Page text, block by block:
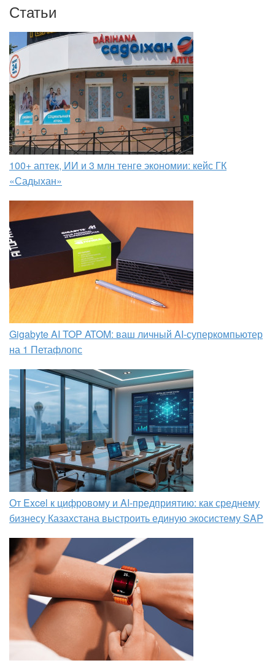
Статьи
100+ аптек, ИИ и 3 млн тенге экономии: кейс ГК
«Садыхан»
Gigabyte AI TOP ATOM: ваш личный AI-суперкомпьютер
на 1 Петафлопс
От Excel к цифровому и AI‑предприятию: как среднему
бизнесу Казахстана выстроить единую экосистему SAP